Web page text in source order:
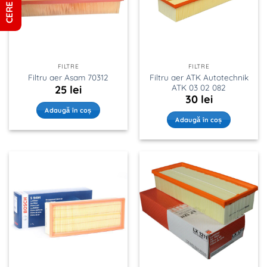
FILTRE
Filtru aer Asam 70312
25 lei
Adaugă în coș
FILTRE
Filtru aer ATK Autotechnik
ATK 03 02 082
30 lei
Adaugă în coș